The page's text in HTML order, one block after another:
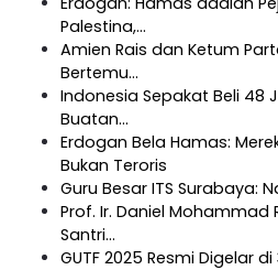
Palestina,…
Amien Rais dan Ketum
Bertemu…
Indonesia Sepakat Beli 48
Buatan…
Erdogan Bela Hamas:
Bukan Teroris
Guru Besar ITS Surabaya:
Prof. Ir. Daniel Mohammad
Santri…
GUTF 2025 Resmi Digelar